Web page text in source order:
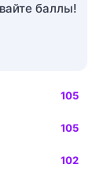
баллы!
105
105
102